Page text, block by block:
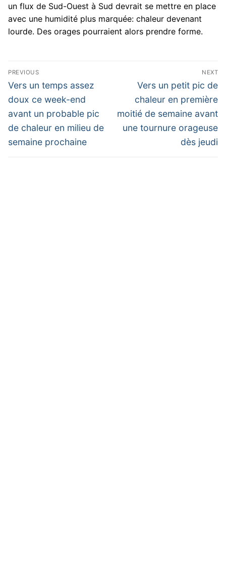
un flux de Sud-Ouest à Sud devrait se mettre en place
avec une humidité plus marquée: chaleur devenant
lourde. Des orages pourraient alors prendre forme.
Navigation
de
l’article
PREVIOUS
Previous
post:
Vers un temps assez
doux ce week-end
avant un probable pic
de chaleur en milieu de
semaine prochaine
NEXT
Next
post:
Vers un petit pic de
chaleur en première
moitié de semaine avant
une tournure orageuse
dès jeudi